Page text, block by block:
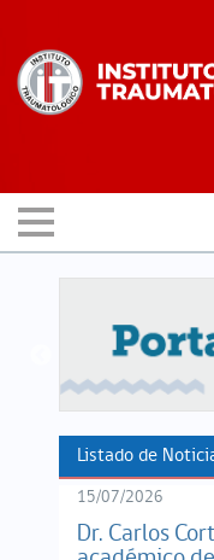
Listado de
15/07/2026
Dr. Carlos